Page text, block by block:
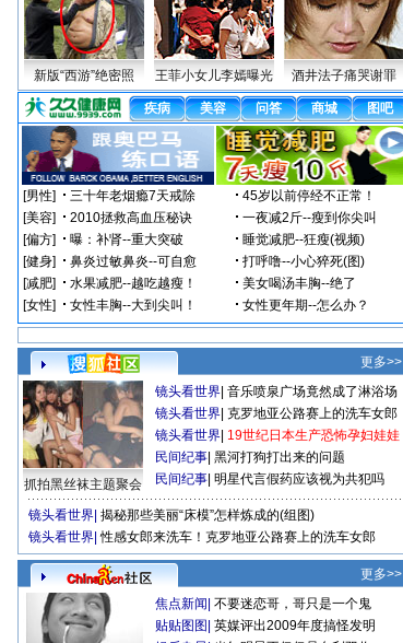
新版“西游”绝密照 王菲小女儿李嫣曝光 酒井法子痛哭谢罪
更多>>
抓拍黑丝袜主题聚会
镜头看世界 音乐喷泉广场竟然成了淋浴场
镜头看世界 克罗地亚公路赛上的洗车女郎
镜头看世界 19世纪日本生产恐怖孕妇娃娃
民间纪事 黑河打狗打出来的问题
民间纪事 明星代言假药应该视为共犯吗
镜头看世界 揭秘那些美丽“床模”怎样炼成的(组图)
镜头看世界 性感女郎来洗车！克罗地亚公路赛上的洗车女郎
更多>>
焦点新闻 不要迷恋哥，哥只是一个鬼
贴贴图图 英媒评出2009年度搞怪发明